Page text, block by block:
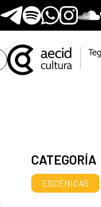
Telegram
SpotifyWhatsapp
Instagram
CATEGORÍA
ESCÉNICAS